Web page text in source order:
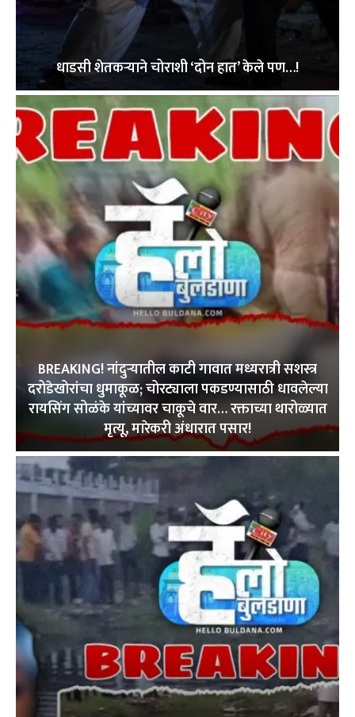
धाडसी शेतकऱ्याने चोराशी ‘दोन हात’ केले पण…!
BREAKING! नांदुऱ्यातील काटी गावात मध्यरात्री सशस्त्र
दरोडेखोरांचा धुमाकूळ; चोरट्याला पकडण्यासाठी धावलेल्या
रायसिंग सोळंके यांच्यावर चाकूचे वार… रक्ताच्या थारोळ्यात
मृत्यू, मारेकरी अंधारात पसार!